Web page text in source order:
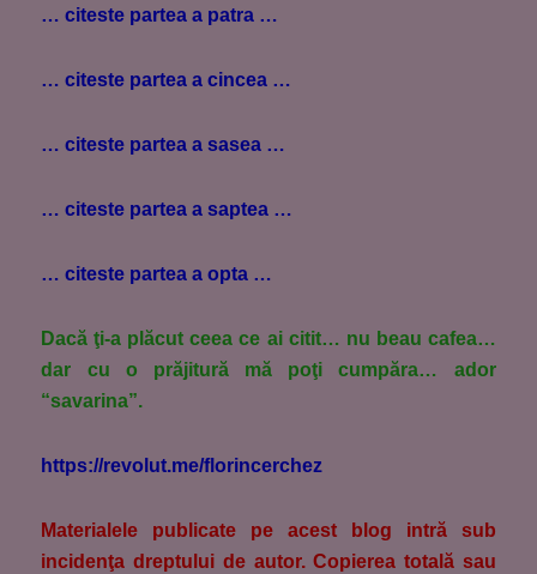
… citeste partea a patra …
… citeste partea a cincea …
… citeste partea a sasea …
… citeste partea a saptea …
… citeste partea a opta …
Dacă ţi-a plăcut ceea ce ai citit… nu beau cafea…
dar cu o prăjitură mă poţi cumpăra… ador
“savarina”.
https://revolut.me/florincerchez
Materialele publicate pe acest blog intră sub
incidenţa dreptului de autor. Copierea totală sau